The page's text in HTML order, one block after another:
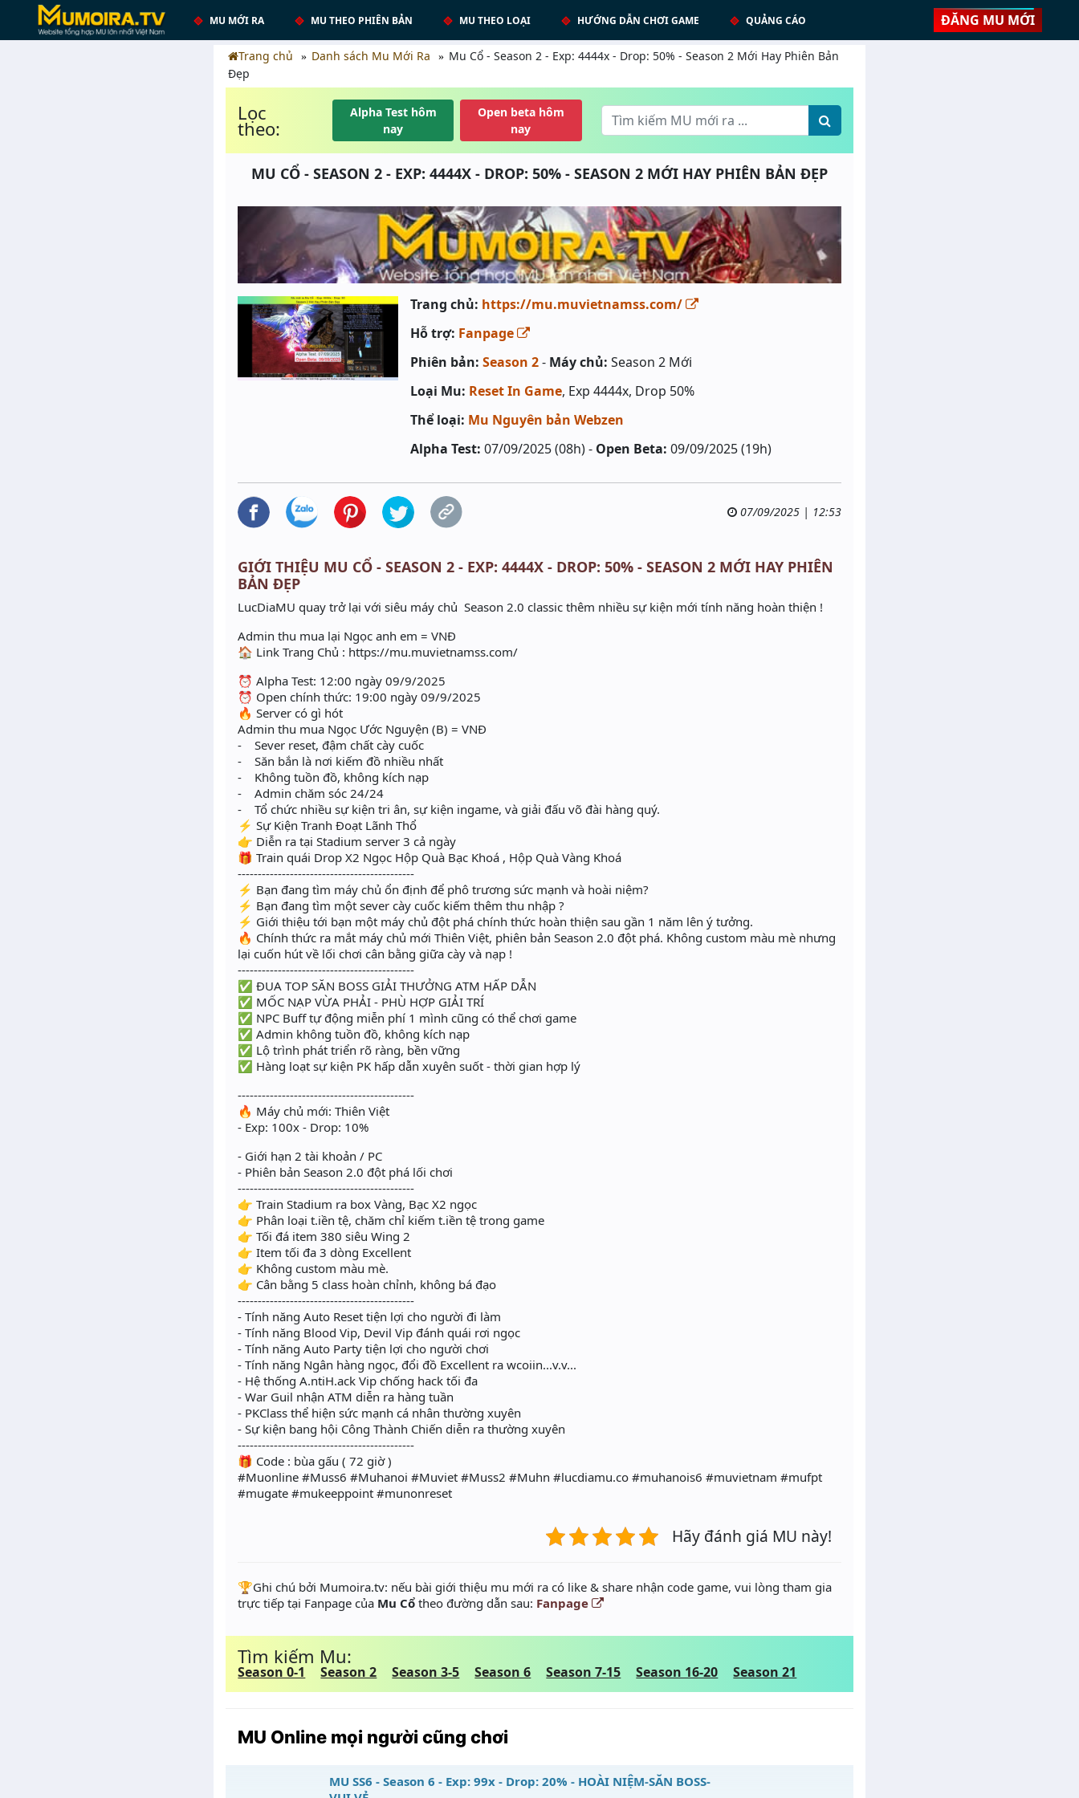
MU MỚI RA MU THEO PHIÊN BẢN MU THEO LOẠI HƯỚNG DẪN CHƠI GAME QUẢNG CÁO ĐĂNG MU MỚI
Trang chủ Danh sách Mu Mới Ra
Mu Cổ - Season 2 - Exp: 4444x - Drop: 50% - Season 2 Mới Hay Phiên Bản
Đẹp
Lọc
theo:
Alpha Test hôm
nay
Open beta hôm
nay
MU CỔ - SEASON 2 - EXP: 4444X - DROP: 50% - SEASON 2 MỚI HAY PHIÊN BẢN ĐẸP
Trang chủ: https://mu.muvietnamss.com/
Hỗ trợ: Fanpage
Phiên bản: Season 2- Máy chủ: Season 2 Mới
Loại Mu: Reset In Game, Exp 4444x, Drop 50%
Thể loại: Mu Nguyên bản Webzen
Alpha Test: 07/09/2025 (08h) - Open Beta: 09/09/2025 (19h)
07/09/2025 | 12:53
GIỚI THIỆU MU CỔ - SEASON 2 - EXP: 4444X - DROP: 50% - SEASON 2 MỚI HAY PHIÊN
BẢN ĐẸP
LucDiaMU quay trở lại với siêu máy chủ Season 2.0 classic thêm nhiều sự kiện mới tính năng hoàn thiện !
Admin thu mua lại Ngọc anh em = VNĐ
🏠 Link Trang Chủ : https://mu.muvietnamss.com/
⏰ Alpha Test: 12:00 ngày 09/9/2025
⏰ Open chính thức: 19:00 ngày 09/9/2025
🔥 Server có gì hót
Admin thu mua Ngọc Ước Nguyện (B) = VNĐ
- Sever reset, đậm chất cày cuốc
- Săn bắn là nơi kiếm đồ nhiều nhất
- Không tuồn đồ, không kích nạp
- Admin chăm sóc 24/24
- Tổ chức nhiều sự kiện tri ân, sự kiện ingame, và giải đấu võ đài hàng quý.
⚡️ Sự Kiện Tranh Đoạt Lãnh Thổ
👉 Diễn ra tại Stadium server 3 cả ngày
🎁 Train quái Drop X2 Ngọc Hộp Quà Bạc Khoá , Hộp Quà Vàng Khoá
--------------------------------------------
⚡️ Bạn đang tìm máy chủ ổn định để phô trương sức mạnh và hoài niệm?
⚡️ Bạn đang tìm một sever cày cuốc kiếm thêm thu nhập ?
⚡️ Giới thiệu tới bạn một máy chủ đột phá chính thức hoàn thiện sau gần 1 năm lên ý tưởng.
🔥 Chính thức ra mắt máy chủ mới Thiên Việt, phiên bản Season 2.0 đột phá. Không custom màu mè nhưng
lại cuốn hút về lối chơi cân bằng giữa cày và nạp !
--------------------------------------------
✅ ĐUA TOP SĂN BOSS GIẢI THƯỞNG ATM HẤP DẪN
✅ MỐC NẠP VỪA PHẢI - PHÙ HỢP GIẢI TRÍ
✅ NPC Buff tự động miễn phí 1 mình cũng có thể chơi game
✅ Admin không tuồn đồ, không kích nạp
✅ Lộ trình phát triển rõ ràng, bền vững
✅ Hàng loạt sự kiện PK hấp dẫn xuyên suốt - thời gian hợp lý
--------------------------------------------
🔥 Máy chủ mới: Thiên Việt
- Exp: 100x - Drop: 10%
- Giới hạn 2 tài khoản / PC
- Phiên bản Season 2.0 đột phá lối chơi
--------------------------------------------
👉 Train Stadium ra box Vàng, Bạc X2 ngọc
👉 Phân loại t.iền tệ, chăm chỉ kiếm t.iền tệ trong game
👉 Tối đá item 380 siêu Wing 2
👉 Item tối đa 3 dòng Excellent
👉 Không custom màu mè.
👉 Cân bằng 5 class hoàn chỉnh, không bá đạo
--------------------------------------------
- Tính năng Auto Reset tiện lợi cho người đi làm
- Tính năng Blood Vip, Devil Vip đánh quái rơi ngọc
- Tính năng Auto Party tiện lợi cho người chơi
- Tính năng Ngân hàng ngọc, đổi đồ Excellent ra wcoiin...v.v...
- Hệ thống A.ntiH.ack Vip chống hack tối đa
- War Guil nhận ATM diễn ra hàng tuần
- PKClass thể hiện sức mạnh cá nhân thường xuyên
- Sự kiện bang hội Công Thành Chiến diễn ra thường xuyên
--------------------------------------------
🎁 Code : bùa gấu ( 72 giờ )
#Muonline #Muss6 #Muhanoi #Muviet #Muss2 #Muhn #lucdiamu.co #muhanois6 #muvietnam #mufpt
#mugate #mukeeppoint #munonreset
Hãy đánh giá MU này!
️🏆Ghi chú bởi Mumoira.tv: nếu bài giới thiệu mu mới ra có like & share nhận code game, vui lòng tham gia
trực tiếp tại Fanpage của Mu Cổtheo đường dẫn sau: Fanpage
Tìm kiếm Mu:
Season 0-1 Season 2 Season 3-5 Season 6 Season 7-15 Season 16-20 Season 21
MU Online mọi người cũng chơi
MU SS6 - Season 6 - Exp: 99x - Drop: 20% - HOÀI NIỆM-SĂN BOSS-